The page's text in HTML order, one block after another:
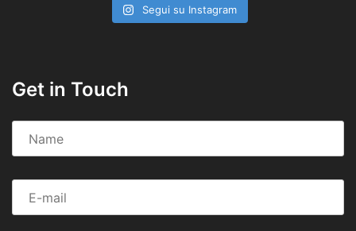
Segui su Instagram
Get in Touch